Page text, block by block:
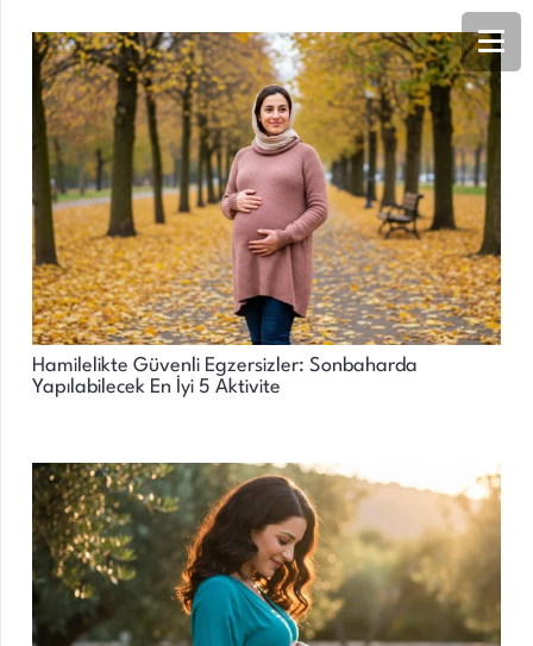
Hamilelikte Güvenli Egzersizler: Sonbaharda
Yapılabilecek En İyi 5 Aktivite